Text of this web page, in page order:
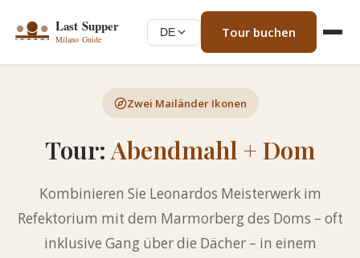
DE Tour buchen
Zwei Mailänder Ikonen
Tour: Abendmahl + Dom
Kombinieren Sie Leonardos Meisterwerk im
Refektorium mit dem Marmorberg des Doms – oft
inklusive Gang über die Dächer – in einem